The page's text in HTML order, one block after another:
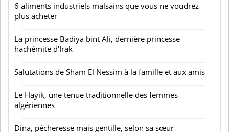
6 aliments industriels malsains que vous ne voudrez
plus acheter
La princesse Badiya bint Ali, dernière princesse
hachémite d'Irak
Salutations de Sham El Nessim à la famille et aux amis
Le Hayik, une tenue traditionnelle des femmes
algériennes
Dina, pécheresse mais gentille, selon sa sœur